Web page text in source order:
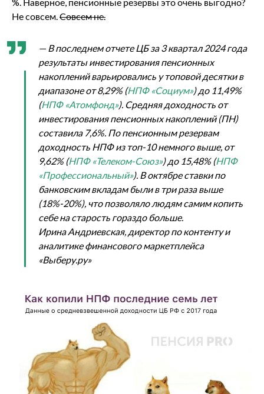
Не совсем.Совсем не.
— В последнем отчете ЦБ за 3 квартал 2024 года
результаты инвестирования пенсионных
накоплений варьировались у топовой десятки в
диапазоне от 8,29% (НПФ «Социум») до 11,49%
(НПФ «Атомфонд»). Средняя доходность от
инвестирования пенсионных накоплений (ПН)
составила 7,6%. По пенсионным резервам
доходность НПФ из топ-10 немного выше, от
9,62% (НПФ «Телеком-Союз») до 15,48% (НПФ
«Профессиональный»). В октябре ставки по
банковским вкладам были в три раза выше
(18%-20%), что позволяло людям самим копить
себе на старость гораздо больше.
Ирина Андриевская, директор по контенту и
аналитике финансового маркетплейса
«Выберу.ру»